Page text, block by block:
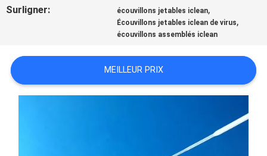
DEMANDEZ
CITATION
PLAN
Surligner: écouvillons jetables iclean,
Écouvillons jetables iclean de virus,
écouvillons assemblés iclean
MEILLEUR PRIX